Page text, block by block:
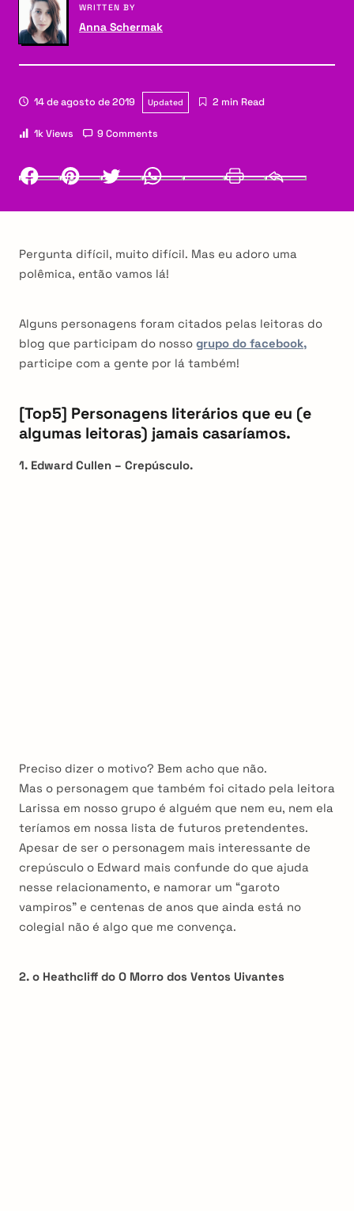
WRITTEN BY
Anna Schermak
14 de agosto de 2019 Updated 2 min Read
1k Views 9 Comments
Facebook PinterestTwitter
Pergunta difícil, muito difícil. Mas eu adoro uma
polêmica, então vamos lá!
Alguns personagens foram citados pelas leitoras do
blog que participam do nosso grupo do facebook,
participe com a gente por lá também!
[Top5] Personagens literários que eu (e
algumas leitoras) jamais casaríamos.
1. Edward Cullen – Crepúsculo.
Preciso dizer o motivo? Bem acho que não.
Mas o personagem que também foi citado pela leitora
Larissa em nosso grupo é alguém que nem eu, nem ela
teríamos em nossa lista de futuros pretendentes.
Apesar de ser o personagem mais interessante de
crepúsculo o Edward mais confunde do que ajuda
nesse relacionamento, e namorar um “garoto
vampiros” e centenas de anos que ainda está no
colegial não é algo que me convença.
2. o Heathcliff do O Morro dos Ventos Uivantes